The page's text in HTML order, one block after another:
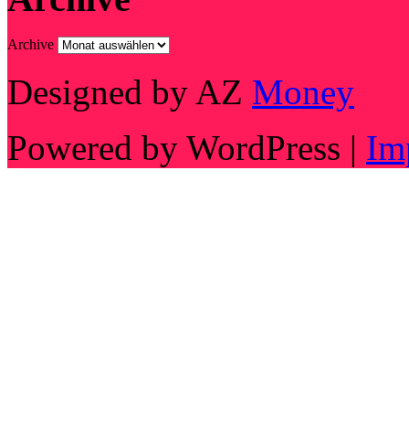
Archive
Designed by AZ Money
Powered by WordPress |